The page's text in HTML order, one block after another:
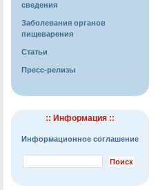
сведения
Заболевания органов
пищеварения
Статьи
Пресс-релизы
:: Информация ::
Информационное соглашение